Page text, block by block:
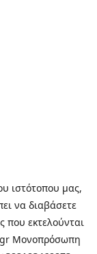
ιστότοπου μας,
να διαβάσετε
που εκτελούνται
Μονοπρόσωπη